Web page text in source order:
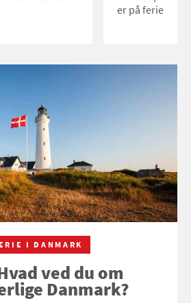
er på ferie
I DANMARK
ved du om
Danmark?